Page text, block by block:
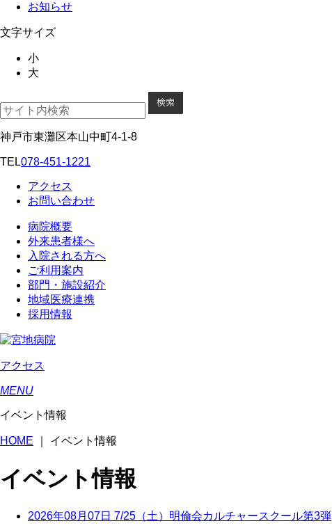
お知らせ
文字サイズ
小
大
神戸市東灘区本山中町4-1-8
TEL078-451-1221
アクセス
お問い合わせ
病院概要
外来患者様へ
入院される方へ
ご利用案内
部門・施設紹介
地域医療連携
採用情報
アクセス
MENU
イベント情報
HOME イベント情報
イベント情報
2026年08月07日 7/25（土）明倫会カルチャースクール第3弾